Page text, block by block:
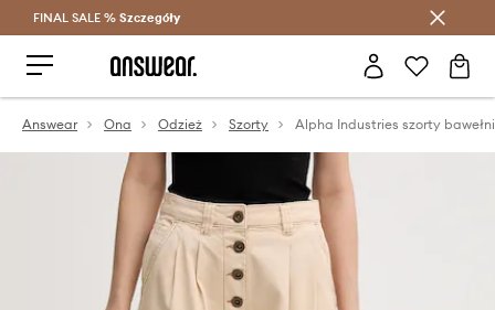
Oszczędzaj z Answear Club >
FINAL SALE % Szczegóły
Answear Ona Odzież Szorty